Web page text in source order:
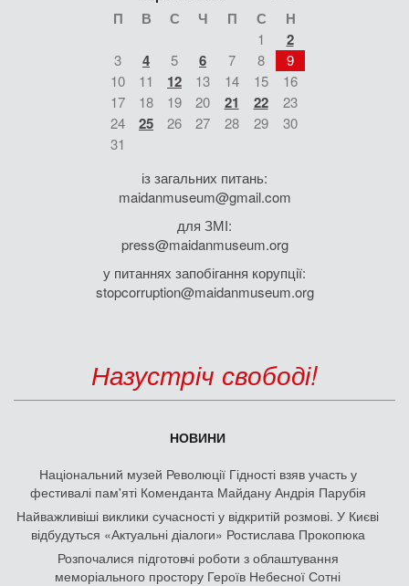
П В С Ч П С Н
1 2
3 4 5 6 7 8
9
10
11 12 13 14 15
16
17
18 19 20 21 22
23
24
25 26 27 28 29
30
31
із загальних питань:
maidanmuseum@gmail.com
для ЗМІ:
press@maidanmuseum.org
у питаннях запобігання корупції:
stopcorruption@maidanmuseum.org
Назустріч свободі!
НОВИНИ
Національний музей Революції Гідності взяв участь у
фестивалі пам'яті Коменданта Майдану Андрія Парубія
Найважливіші виклики сучасності у відкритій розмові. У Києві
відбудуться «Актуальні діалоги» Ростислава Прокопюка
Розпочалися підготовчі роботи з облаштування
меморіального простору Героїв Небесної Сотні